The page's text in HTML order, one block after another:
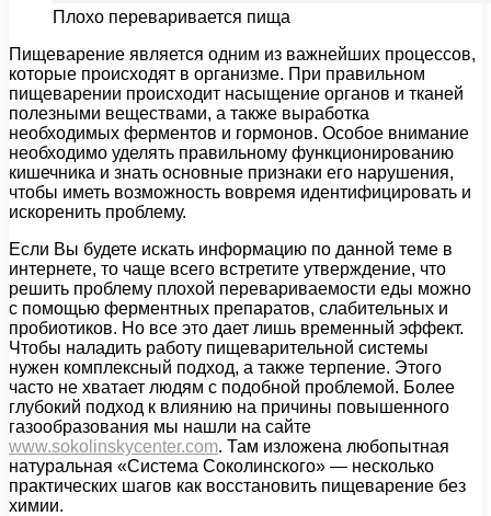
Плохо переваривается пища
Пищеварение является одним из важнейших процессов,
которые происходят в организме. При правильном
пищеварении происходит насыщение органов и тканей
полезными веществами, а также выработка
необходимых ферментов и гормонов. Особое внимание
необходимо уделять правильному функционированию
кишечника и знать основные признаки его нарушения,
чтобы иметь возможность вовремя идентифицировать и
искоренить проблему.
Если Вы будете искать информацию по данной теме в
интернете, то чаще всего встретите утверждение, что
решить проблему плохой перевариваемости еды можно
с помощью ферментных препаратов, слабительных и
пробиотиков. Но все это дает лишь временный эффект.
Чтобы наладить работу пищеварительной системы
нужен комплексный подход, а также терпение. Этого
часто не хватает людям с подобной проблемой. Более
глубокий подход к влиянию на причины повышенного
газообразования мы нашли на сайте
www.sokolinskycenter.com. Там изложена любопытная
натуральная «Система Соколинского» — несколько
практических шагов как восстановить пищеварение без
химии.